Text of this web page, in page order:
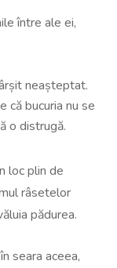
între ale ei,
neașteptat.
că bucuria nu se
o distrugă.
loc plin de
râsetelor
pădurea.
seara aceea,